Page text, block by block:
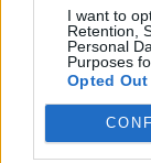
I want to
Retention,
Personal
Purposes
Opted Out